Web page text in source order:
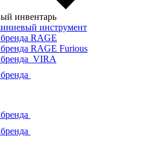
инвентарь
инструмент
RAGE
RAGE Furious
VIRA